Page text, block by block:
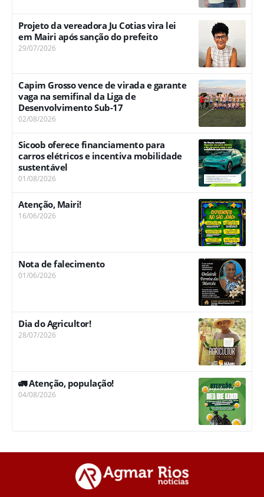
Projeto da vereadora Ju Cotias vira lei
em Mairi após sanção do prefeito
29/07/2026
Capim Grosso vence de virada e garante
vaga na semifinal da Liga de
Desenvolvimento Sub-17
02/08/2026
Sicoob oferece financiamento para
carros elétricos e incentiva mobilidade
sustentável
01/08/2026
Atenção, Mairi!
16/06/2026
Nota de falecimento
01/06/2026
Dia do Agricultor!
28/07/2026
🚛 Atenção, população!
04/08/2026